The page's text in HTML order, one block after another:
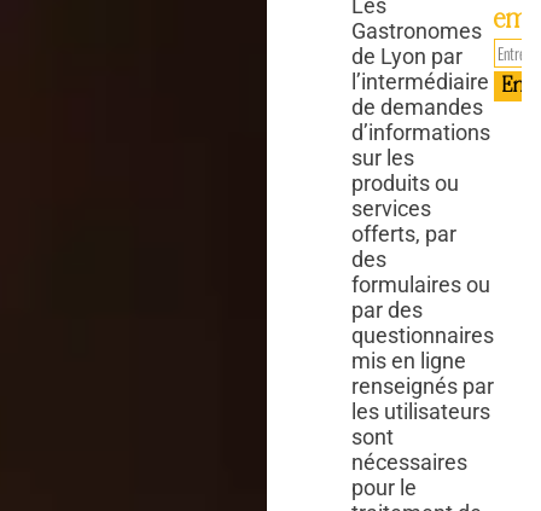
Les
Gastronomes
de Lyon par
l’intermédiaire
de demandes
d’informations
sur les
produits ou
services
offerts, par
des
formulaires ou
par des
questionnaires
mis en ligne
renseignés par
les utilisateurs
sont
nécessaires
pour le